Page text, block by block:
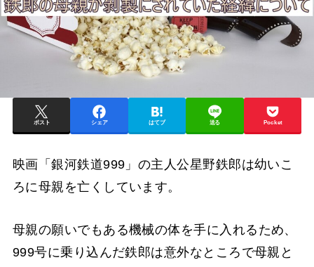
ポスト シェア はてブ 送る Pocket
映画「銀河鉄道999」の主人公星野鉄郎は幼いこ
ろに母親を亡くしています。
母親の願いでもある機械の体を手に入れるため、
999号に乗り込んだ鉄郎は意外なところで母親と